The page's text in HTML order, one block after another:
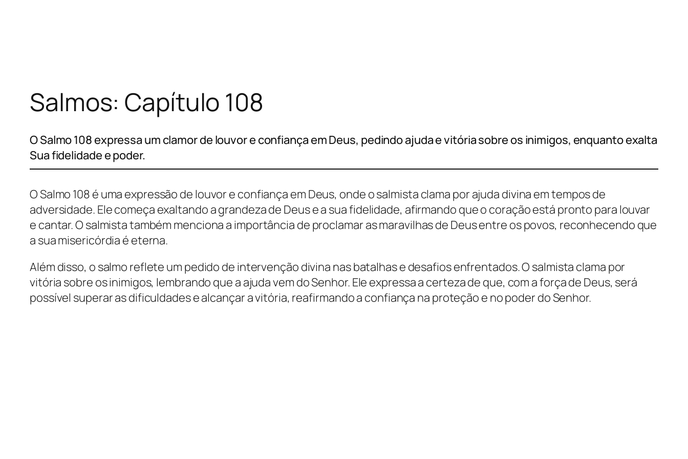
conteúdoSalmos: Capítulo 108
O Salmo 108 expressa um clamor de louvor e confiança em Deus, pedindo ajuda e vitória sobre os inimigos, enquanto exalta
Sua fidelidade e poder.
O Salmo 108 é uma expressão de louvor e confiança em Deus, onde o salmista clama por ajuda divina em tempos de
adversidade. Ele começa exaltando a grandeza de Deus e a sua fidelidade, afirmando que o coração está pronto para louvar
e cantar. O salmista também menciona a importância de proclamar as maravilhas de Deus entre os povos, reconhecendo que
a sua misericórdia é eterna.
Além disso, o salmo reflete um pedido de intervenção divina nas batalhas e desafios enfrentados. O salmista clama por
vitória sobre os inimigos, lembrando que a ajuda vem do Senhor. Ele expressa a certeza de que, com a força de Deus, será
possível superar as dificuldades e alcançar a vitória, reafirmando a confiança na proteção e no poder do Senhor.